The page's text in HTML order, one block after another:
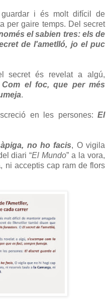
i és molt difícil de
per gaire temps. Del secret
el sabien tres: els de
de l'ametlló, jo el puc
secret és revelat a algú,
Com el foc, que per més
.
en les persones: El
no ho facis, O vigila
diari “El Mundo” a la vora,
, ni acceptis cap ram de flors